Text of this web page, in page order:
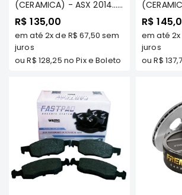
Correias
Acessórios
L200
GL,
GLS
e
SPORT
(CERAMICA) - ASX 2014...
/OUTLANDER 2013/...2.0/
2.2/ 3.0 - WILLTEC
R$ 135,00
em até 2xde R$ 67,50 sem
juros
ouR$ 128,25 no Pix e Boleto
FULL
TDS /
PORTAS)
R$
em até 2x
juros
ouR$